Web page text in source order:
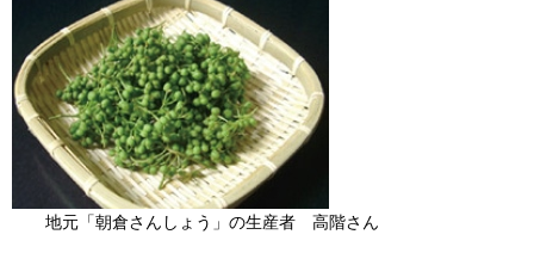
地元「朝倉さんしょう」の生産者 高階さん